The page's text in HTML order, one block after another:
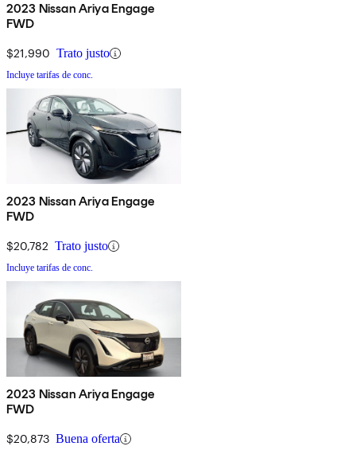
2023 Nissan Ariya Engage
FWD
$21,990 Trato justo
Incluye tarifas de conc.
2023 Nissan Ariya Engage
FWD
$20,782 Trato justo
Incluye tarifas de conc.
2023 Nissan Ariya Engage
FWD
$20,873 Buena oferta